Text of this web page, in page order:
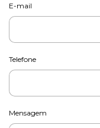
E-mail
Telefone
Mensagem